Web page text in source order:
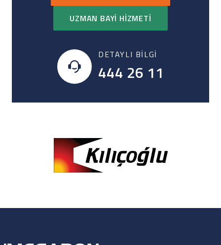
UZMAN BAYI HIZMETI
DETAYLI BILGI
444 26 11